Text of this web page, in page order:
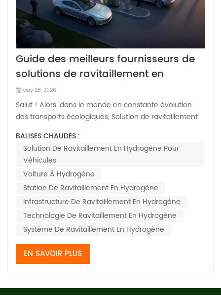
Guide des meilleurs fournisseurs de
solutions de ravitaillement en
hydrogène pour véhicules certifiées
CE ?
May 28, 2026
Salut ! Alors, dans le monde en constante évolution
des transports écologiques, Solution de ravitaillement
renouvelables jouent un rôle essentiel. Alors que de
plus en plus de particuliers et d'entreprises se tournent
vers les énergies vertes, certains acteurs...
BALISES CHAUDES :
Solution De Ravitaillement En Hydrogène Pour
Véhicules
Voiture À Hydrogène
Station De Ravitaillement En Hydrogène
Infrastructure De Ravitaillement En Hydrogène
Technologie De Ravitaillement En Hydrogène
Système De Ravitaillement En Hydrogène
EN SAVOIR PLUS